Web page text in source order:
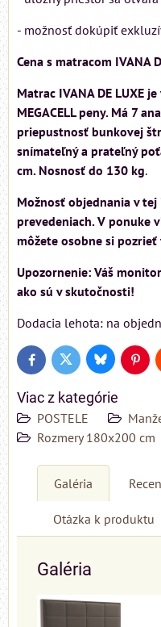
- možnosť dokúpiť
Cena s matracom IVANA
Matrac IVANA DE LUXE
MEGACELL peny. Má 7
priepustnosť bunkovej
snímateľný a prateľný
cm. Nosnosť do 130 kg.
Možnosť objednania v
prevedeniach. V ponuke
môžete osobne si pozrieť
Upozornenie: Váš
ako sú v skutočnosti!
Dodacia lehota: na
FacebookTwitter Bluesky
Viac z kategórie
POSTELE
Rozmery 180x200 cm
Galéria
Otázka k produktu
Galéria